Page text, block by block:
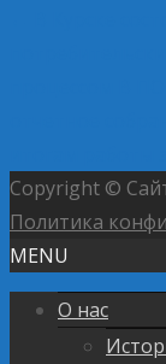
Copyright ©
Политика
MENU
О нас